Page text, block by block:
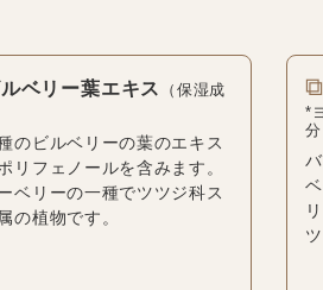
ベリー葉エキス （保湿成
のビルベリーの葉のエキス
リフェノールを含みます。
ベリーの一種でツツジ科ス
の植物です。
⧉
*
分